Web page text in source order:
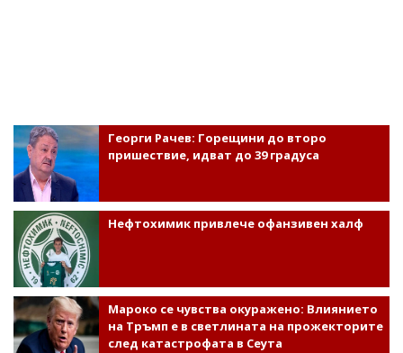
Георги Рачев: Горещини до второ
пришествие, идват до 39 градуса
Нефтохимик привлече офанзивен халф
Мароко се чувства окуражено: Влиянието
на Тръмп е в светлината на прожекторите
след катастрофата в Сеута